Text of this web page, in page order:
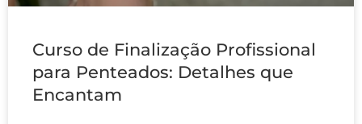
Curso de Finalização Profissional
para Penteados: Detalhes que
Encantam